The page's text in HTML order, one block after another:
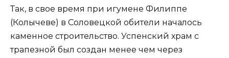
Так, в свое время при игумене Филиппе
(Колычеве) в Соловецкой обители началось
каменное строительство. Успенский храм с
трапезной был создан менее чем через